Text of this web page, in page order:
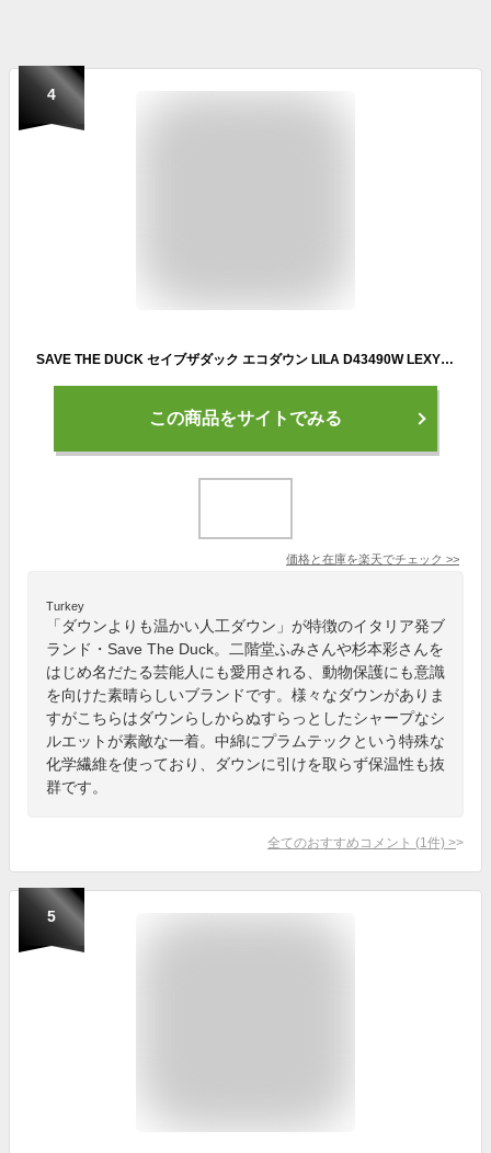
4
SAVE THE DUCK セイブザダック エコダウン LILA D43490W LEXY19 レディース パデッドコート フーデッド ミドル丈 カラー2色【dc_kikaku】【po_fivee】
この商品をサイトでみる
価格と在庫を楽天でチェック >>
Turkey
「ダウンよりも温かい人工ダウン」が特徴のイタリア発ブ
ランド・Save The Duck。二階堂ふみさんや杉本彩さんを
はじめ名だたる芸能人にも愛用される、動物保護にも意識
を向けた素晴らしいブランドです。様々なダウンがありま
すがこちらはダウンらしからぬすらっとしたシャープなシ
ルエットが素敵な一着。中綿にプラムテックという特殊な
化学繊維を使っており、ダウンに引けを取らず保温性も抜
群です。
全てのおすすめコメント (1 件) >
5